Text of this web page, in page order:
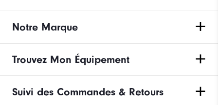
Notre Marque
Trouvez Mon Équipement
Suivi des Commandes & Retours